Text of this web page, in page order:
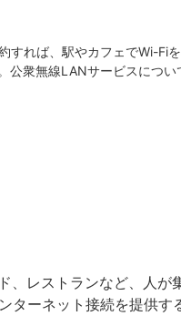
すれば、駅やカフェでWi-Fi
公衆無線LANサービスについ
、レストランなど、人が
ターネット接続を提供す